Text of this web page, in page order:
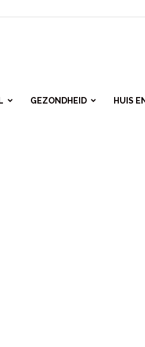
GEZONDHEID HUIS